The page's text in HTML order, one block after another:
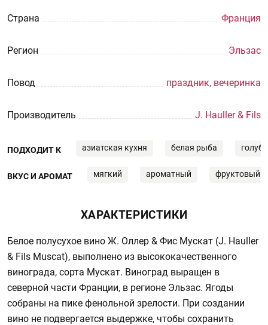
Страна Франция
Регион Эльзас
Повод праздник, вечеринка
Производитель J. Hauller & Fils
ПОДХОДИТ К азиатская кухня белая рыба
ВКУС И АРОМАТ мягкий ароматный фруктовый
ХАРАКТЕРИСТИКИ
Белое полусухое вино Ж. Оллер & Фис Мускат (J. Hauller
& Fils Muscat), выполнено из высококачественного
винограда, сорта Мускат. Виноград выращен в
северной части Франции, в регионе Эльзас. Ягоды
собраны на пике фенольной зрелости. При создании
вино не подвергается выдержке, чтобы сохранить